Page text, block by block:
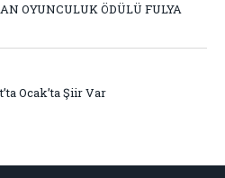
OYUNCULUK ÖDÜLÜ FULYA
Ocak’ta Şiir Var